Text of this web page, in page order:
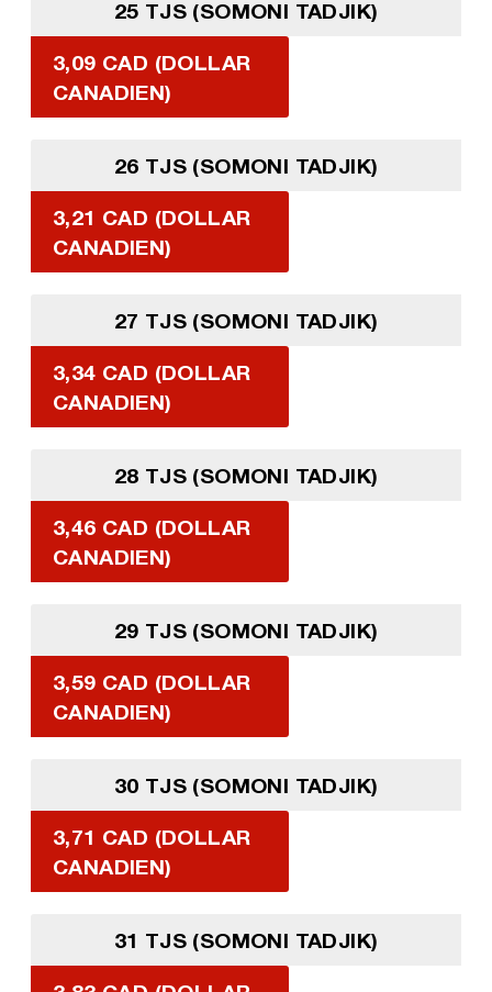
25 TJS (SOMONI TADJIK)
3,09 CAD (DOLLAR
CANADIEN)
26 TJS (SOMONI TADJIK)
3,21 CAD (DOLLAR
CANADIEN)
27 TJS (SOMONI TADJIK)
3,34 CAD (DOLLAR
CANADIEN)
28 TJS (SOMONI TADJIK)
3,46 CAD (DOLLAR
CANADIEN)
29 TJS (SOMONI TADJIK)
3,59 CAD (DOLLAR
CANADIEN)
30 TJS (SOMONI TADJIK)
3,71 CAD (DOLLAR
CANADIEN)
31 TJS (SOMONI TADJIK)